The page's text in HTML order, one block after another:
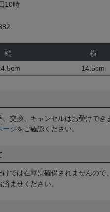
10時
縦
横
14.5cm
交換、キャンセルはお受けでき
ージをご確認ください。
けでは在庫は確保されませんので
ませください。